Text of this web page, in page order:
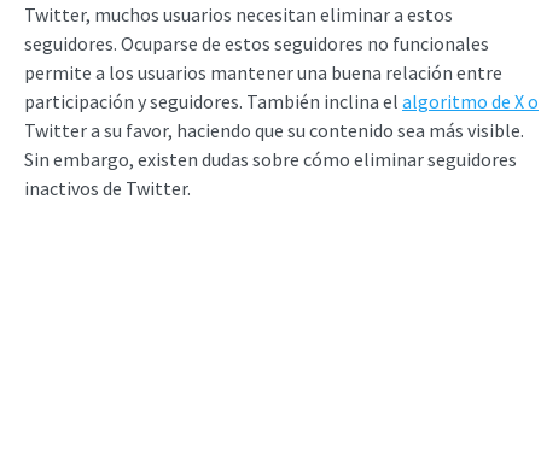
Twitter, muchos usuarios necesitan eliminar a estos
seguidores. Ocuparse de estos seguidores no funcionales
permite a los usuarios mantener una buena relación entre
participación y seguidores. También inclina el algoritmo de X o
Twitter a su favor, haciendo que su contenido sea más visible.
Sin embargo, existen dudas sobre cómo eliminar seguidores
inactivos de Twitter.